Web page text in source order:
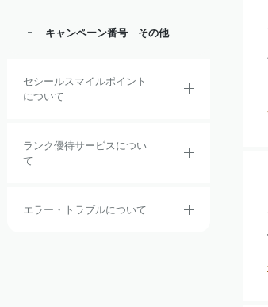
キャンペーン番号 その他
セシールスマイルポイント
について
ランク優待サービスについ
て
エラー・トラブルについて